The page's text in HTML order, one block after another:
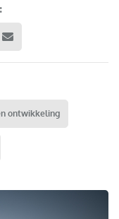
ontwikkeling